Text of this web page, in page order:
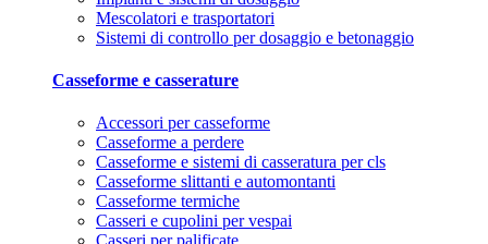
Mescolatori e trasportatori
Sistemi di controllo per dosaggio e betonaggio
Casseforme e casserature
Accessori per casseforme
Casseforme a perdere
Casseforme e sistemi di casseratura per cls
Casseforme slittanti e automontanti
Casseforme termiche
Casseri e cupolini per vespai